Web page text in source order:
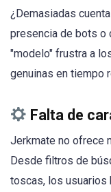
¿Demasiadas
presencia de bots o
"modelo" frustra a
genuinas en tiempo
Falta de
Jerkmate no ofrece
Desde filtros de
toscas, los usuarios